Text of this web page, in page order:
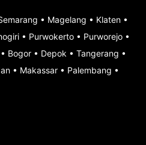
• Magelang • Klaten •
• Purwokerto • Purworejo •
• Bogor • Depok • Tangerang •
• Makassar • Palembang •